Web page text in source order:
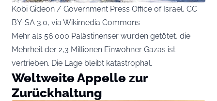
Kobi Gideon / Government Press Office of Israel, CC
BY-SA 3.0, via Wikimedia Commons
Mehr als 56.000 Palästinenser wurden getötet, die
Mehrheit der 2,3 Millionen Einwohner Gazas ist
vertrieben. Die Lage bleibt katastrophal.
Weltweite Appelle zur
Zurückhaltung